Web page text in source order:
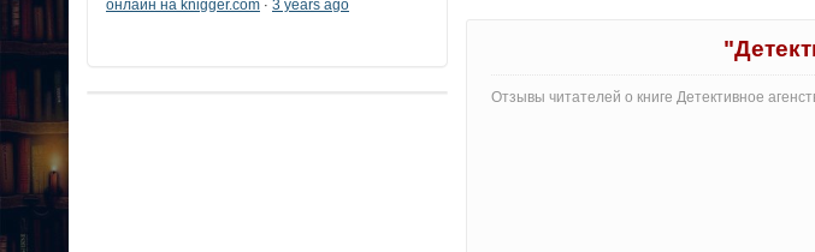
онлайн на knigger.com · 3 years ago
Отзывы читателей о книге Детективное